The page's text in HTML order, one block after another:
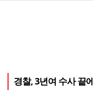
경찰, 3년여 수사 끝